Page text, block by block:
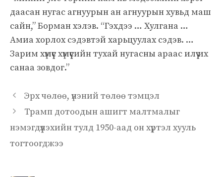
даасан нугас агнуурын ан агнуурын хувьд маш
сайн,” Борман хэлэв. “Гэхдээ … Хулгана …
Амиа хорлох сэдэвтэй харьцуулах сэдэв. …
Зарим хүмүүс хүмүүсийн тухай нугасны араас илүү их
санаа зовдог.”
Эрх чөлөө, үнэний төлөө тэмцэл
Трамп дотоодын ашигт малтмалыг
нэмэгдүүлэхийн тулд 1950-аад он хүртэл хууль
тогтоогджээ